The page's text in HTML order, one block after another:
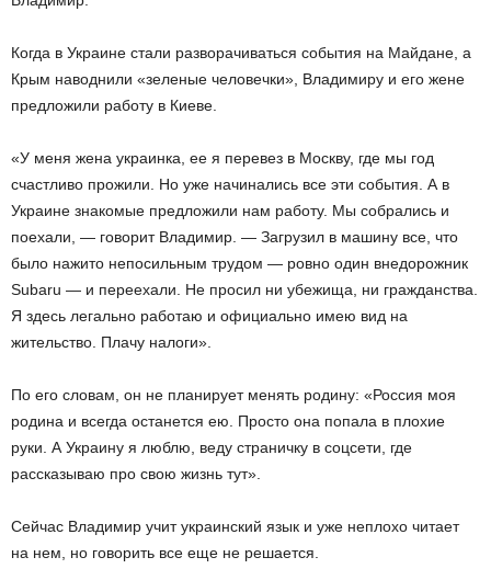
Когда в Украине стали разворачиваться события на Майдане, а
Крым наводнили «зеленые человечки», Владимиру и его жене
предложили работу в Киеве.
«У меня жена украинка, ее я перевез в Москву, где мы год
счастливо прожили. Но уже начинались все эти события. А в
Украине знакомые предложили нам работу. Мы собрались и
поехали, — говорит Владимир. — Загрузил в машину все, что
было нажито непосильным трудом — ровно один внедорожник
Subaru — и переехали. Не просил ни убежища, ни гражданства.
Я здесь легально работаю и официально имею вид на
жительство. Плачу налоги».
По его словам, он не планирует менять родину: «Россия моя
родина и всегда останется ею. Просто она попала в плохие
руки. А Украину я люблю, веду страничку в соцсети, где
рассказываю про свою жизнь тут».
Сейчас Владимир учит украинский язык и уже неплохо читает
на нем, но говорить все еще не решается.